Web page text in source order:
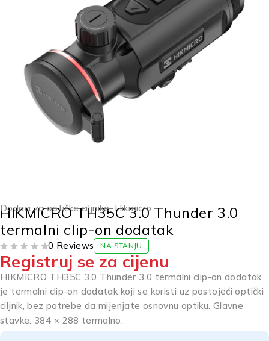
Dodaci za optičke ciljnike,Hikmicro
HIKMICRO TH35C 3.0 Thunder 3.0
termalni clip-on dodatak
0 Reviews NA STANJU
Registruj se za cijenu
HIKMICRO TH35C 3.0 Thunder 3.0 termalni clip-on dodatak
je termalni clip-on dodatak koji se koristi uz postojeći optički
ciljnik, bez potrebe da mijenjate osnovnu optiku. Glavne
stavke: 384 × 288 termalno.